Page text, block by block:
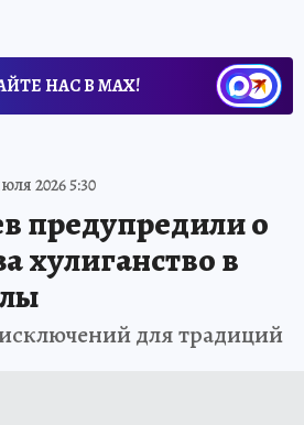
НАС В МАХ!
2026 5:30
предупредили о
хулиганство в
для традиций